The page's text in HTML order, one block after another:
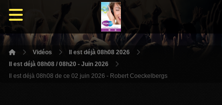
Vidéos
Il est déjà 08h08 2026
Il est déjà 08h08 / 08h20 - Juin 2026
Il est déjà 08h08 de ce 02 juin 2026 - Robert Coeckelbergs